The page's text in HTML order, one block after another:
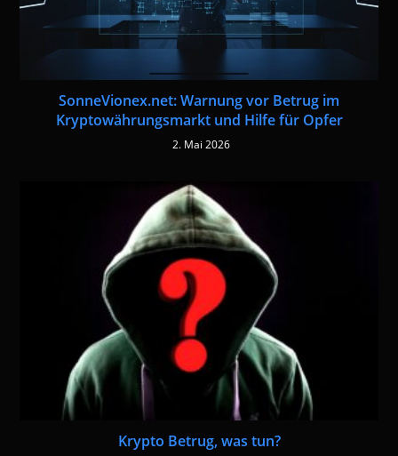
SonneVionex.net: Warnung vor Betrug im
Kryptowährungsmarkt und Hilfe für Opfer
2. Mai 2026
Krypto Betrug, was tun?